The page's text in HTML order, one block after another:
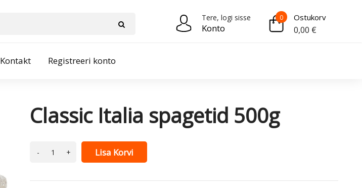
Tere, logi sisse
Konto
0 Ostukorv
0,00 €
Kontakt Registreeri konto
Classic Italia spagetid 500g
Lisa Korvi